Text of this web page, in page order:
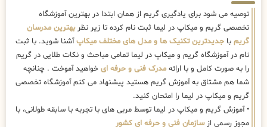
توصیه می شود برای یادگیری گریم از همان ابتدا در بهترین آموزشگاه
تخصصی گریم و میکاپ در لیما ثبت نام کرده تا زیر نظربهترین مدرسان
گریم با جدیدترین تکنیک ها و مدل های مختلف میکاپآشنا شوید. با ثبت
نام در آموزشگاه گریم و میکاپ در لیما تمامی مباحث و نکات طلایی در گریم
را به صورت کامل و با ارائه مدرک فنی و حرفه ای خواهید آموخت . چنانچه
شما هم مشتاق به آموزش گریم هستید پیشنهاد می کنم آموزشگاه تخصصی
گریم و میکاپ در لیما را امتحان کنید.
• آموزش گریم و میکاپ در لیما توسط مربی های با تجربه با سابقه طولانی، با
مجوز رسمی ازسازمان فنی و حرفه ای کشور